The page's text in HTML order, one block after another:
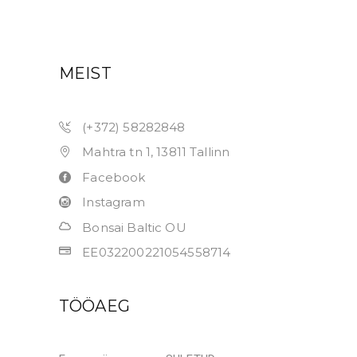
MEIST
(+372) 58282848
Mahtra tn 1, 13811 Tallinn
Facebook
Instagram
Bonsai Baltic OU
EE032200221054558714
TÖÖAEG